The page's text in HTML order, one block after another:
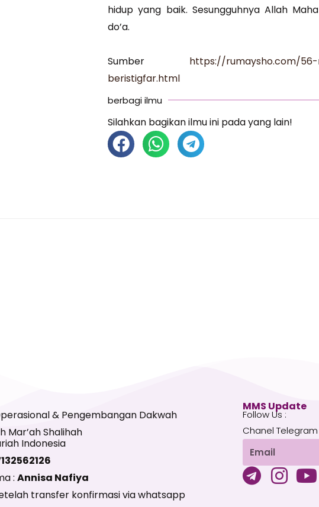
hidup yang baik. Sesungguhnya Allah
do’a.
Sumber https://rumaysho.com/
beristigfar.html
berbagi ilmu
Silahkan bagikan ilmu ini pada yang lain!
& Pengembangan Dakwah
Mar’ah Shalihah
Indonesia
:Annisa Nafiya
transfer konfirmasi via whatsapp
MMS Update
Follow Us :
Chanel
Email
T
e
I Y